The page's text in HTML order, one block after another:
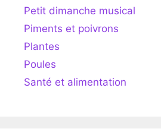
Petit dimanche musical
Piments et poivrons
Plantes
Poules
Santé et alimentation